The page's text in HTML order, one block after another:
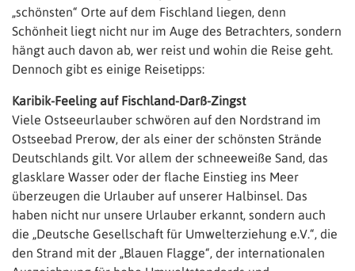
„schönsten“ Orte auf dem Fischland liegen, denn
Schönheit liegt nicht nur im Auge des Betrachters, sondern
hängt auch davon ab, wer reist und wohin die Reise geht.
Dennoch gibt es einige Reisetipps:
Karibik-Feeling auf Fischland-Darß-Zingst
Viele Ostseeurlauber schwören auf den Nordstrand im
Ostseebad Prerow, der als einer der schönsten Strände
Deutschlands gilt. Vor allem der schneeweiße Sand, das
glasklare Wasser oder der flache Einstieg ins Meer
überzeugen die Urlauber auf unserer Halbinsel. Das
haben nicht nur unsere Urlauber erkannt, sondern auch
die „Deutsche Gesellschaft für Umwelterziehung e.V.“, die
den Strand mit der „Blauen Flagge“, der internationalen